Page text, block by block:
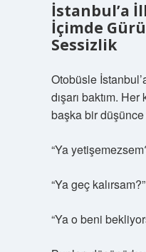
İstanbul’a
İçimde
Sessizlik
Otobüsle
dışarı baktım.
başka bir
“Ya
“Ya geç kalırsam?”
“Ya o beni